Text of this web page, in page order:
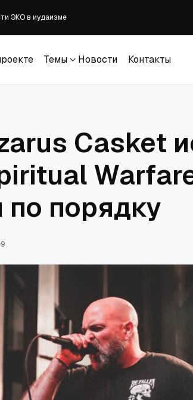
брак, рассказал раввин
чай у нееврея
арестован первый подозреваемый
Темы
Новости
Контакты
Casket
порядку
9